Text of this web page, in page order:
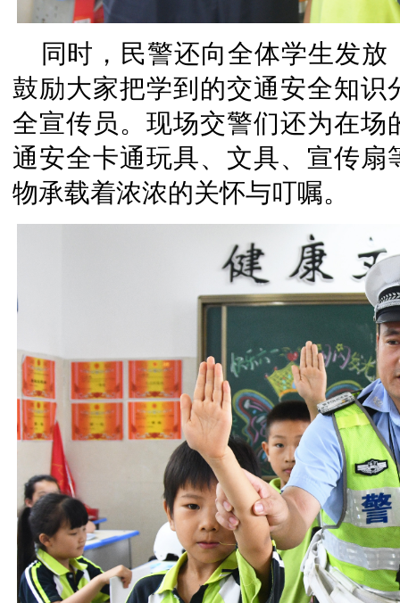
同时，民警还向全体学生发
鼓励大家把学到的交通安全知
全宣传员。现场交警们还为在
通安全卡通玩具、文具、宣传
物承载着浓浓的关怀与叮嘱。